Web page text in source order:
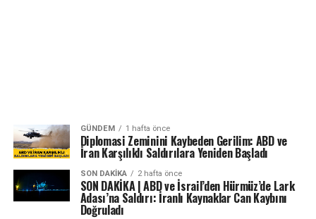
GÜNDEM 1 hafta önce
Diplomasi Zeminini Kaybeden Gerilim: ABD ve
İran Karşılıklı Saldırılara Yeniden Başladı
SON DAKIKA 2 hafta önce
SON DAKİKA | ABD ve İsrail’den Hürmüz’de Lark
Adası’na Saldırı: İranlı Kaynaklar Can Kaybını
Doğruladı